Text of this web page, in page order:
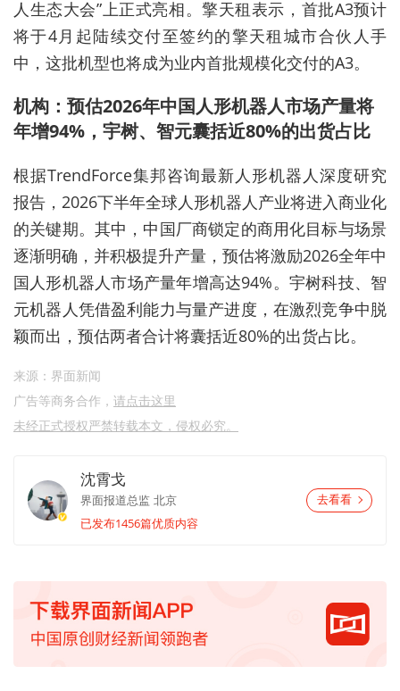
人生态大会”上正式亮相。擎天租表示，首批A3预计
将于4月起陆续交付至签约的擎天租城市合伙人手
中，这批机型也将成为业内首批规模化交付的A3。
机构：预估2026年中国人形机器人市场产量将
年增94%，宇树、智元囊括近80%的出货占比
根据TrendForce集邦咨询最新人形机器人深度研究
报告，2026下半年全球人形机器人产业将进入商业化
的关键期。其中，中国厂商锁定的商用化目标与场景
逐渐明确，并积极提升产量，预估将激励2026全年中
国人形机器人市场产量年增高达94%。宇树科技、智
元机器人凭借盈利能力与量产进度，在激烈竞争中脱
颖而出，预估两者合计将囊括近80%的出货占比。
来源：界面新闻
广告等商务合作， 请点击这里
未经正式授权严禁转载本文，侵权必究。
沈霄戈
界面报道总监 北京
已发布1456篇优质内容
去看看